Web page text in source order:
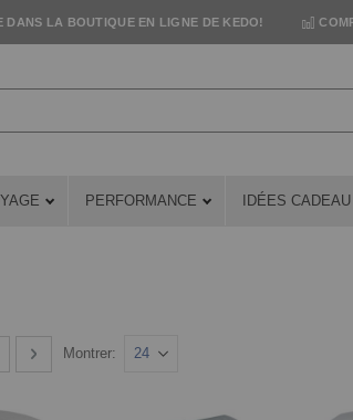
DANS LA BOUTIQUE EN LIGNE DE KEDO!
PERFORMANCE IDÉES CADEAU
reading page
Page
Suivant
Montrer